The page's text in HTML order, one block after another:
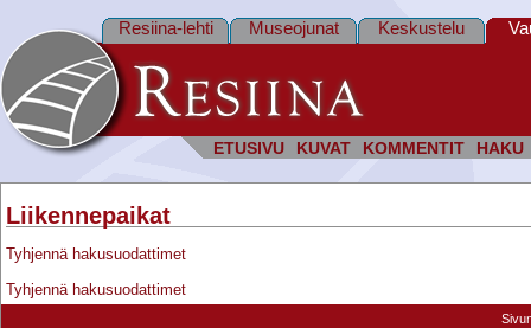
ETUSIVU KUVAT KOMMENTIT HAKU
Resiina-lehti Museojunat Keskustelu
Liikennepaikat
Tyhjennä hakusuodattimet
Tyhjennä hakusuodattimet